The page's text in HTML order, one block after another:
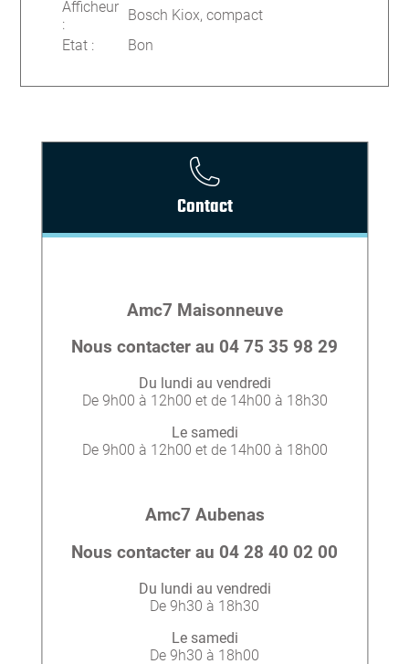
Afficheur
:
Bosch Kiox, compact
Etat : Bon
Contact
Amc7 Maisonneuve
Nous contacter au 04 75 35 98 29
Du lundi au vendredi
De 9h00 à 12h00 et de 14h00 à 18h30
Le samedi
De 9h00 à 12h00 et de 14h00 à 18h00
Amc7 Aubenas
Nous contacter au 04 28 40 02 00
Du lundi au vendredi
De 9h30 à 18h30
Le samedi
De 9h30 à 18h00